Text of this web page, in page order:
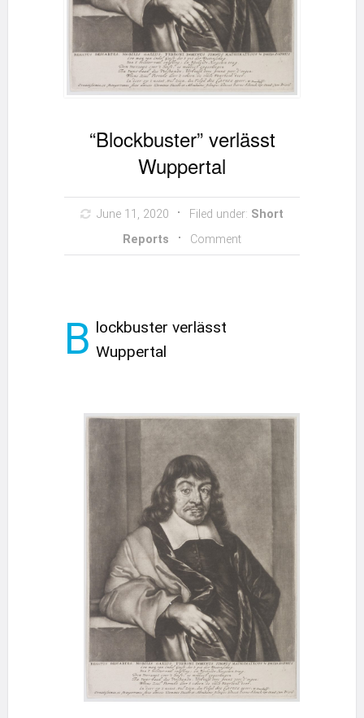
“Blockbuster” verlässt
Wuppertal
June 11, 2020 Filed under: Short
Reports
Comment
B lockbuster verlässt
Wuppertal